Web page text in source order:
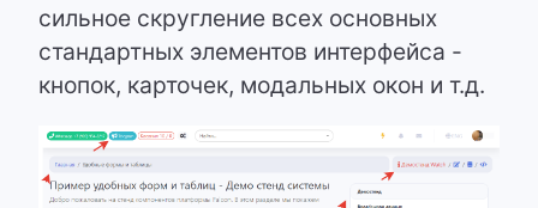
сильное скругление всех основных
стандартных элементов интерфейса -
кнопок, карточек, модальных окон и т.д.